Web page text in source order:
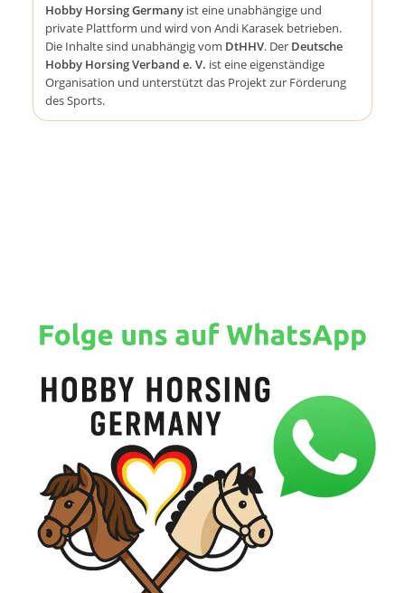
Hobby Horsing Germanyist eine unabhängige und
private Plattform und wird von Andi Karasek betrieben.
Die Inhalte sind unabhängig vom DtHHV. Der Deutsche
Hobby Horsing Verband e. V. ist eine eigenständige
Organisation und unterstützt das Projekt zur Förderung
des Sports.